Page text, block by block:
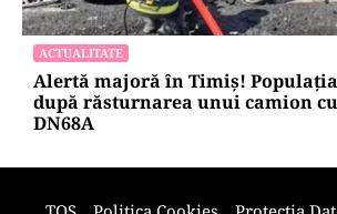
ACTUALITATE
Alertă majoră în Timiș!
după răsturnarea unui camion
DN68A